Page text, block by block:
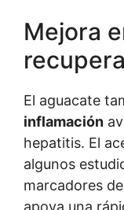
Mejora
El aguacate
inflamación
hepatitis. El
algunos
marcadores
apoya una